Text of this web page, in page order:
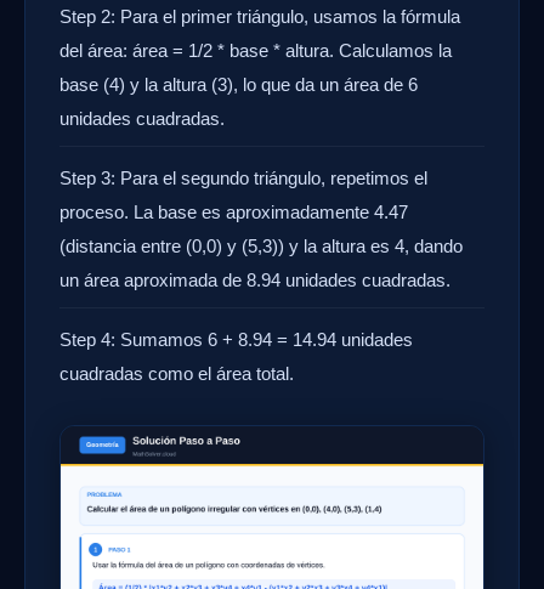
Step 2: Para el primer triángulo, usamos la fórmula
del área: área = 1/2 * base * altura. Calculamos la
base (4) y la altura (3), lo que da un área de 6
unidades cuadradas.
Step 3: Para el segundo triángulo, repetimos el
proceso. La base es aproximadamente 4.47
(distancia entre (0,0) y (5,3)) y la altura es 4, dando
un área aproximada de 8.94 unidades cuadradas.
Step 4: Sumamos 6 + 8.94 = 14.94 unidades
cuadradas como el área total.